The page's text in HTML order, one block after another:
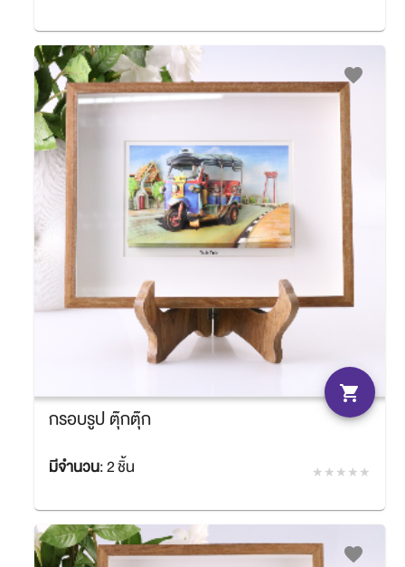
favorite
กรอบรูป ตุ๊กตุ๊ก
มีจำนวน:2 ชิ้น
shopping_cart
favorite